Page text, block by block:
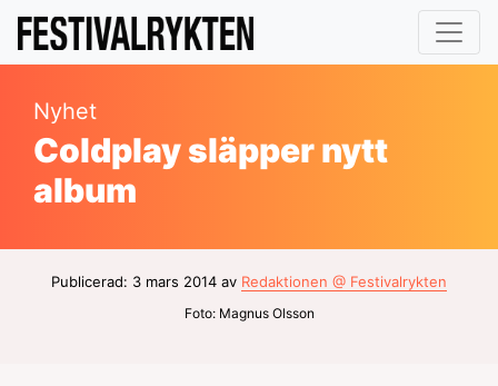
Nyhet
Coldplay släpper nytt
album
Publicerad: 3 mars 2014 av Redaktionen @ Festivalrykten
Foto: Magnus Olsson